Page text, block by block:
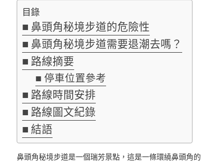
目錄
鼻頭角秘境步道的危險性
鼻頭角秘境步道需要退潮去嗎？
路線摘要
停車位置參考
路線時間安排
路線圖文紀錄
結語
鼻頭角秘境步道是一個瑞芳景點，這是一條環繞鼻頭角的